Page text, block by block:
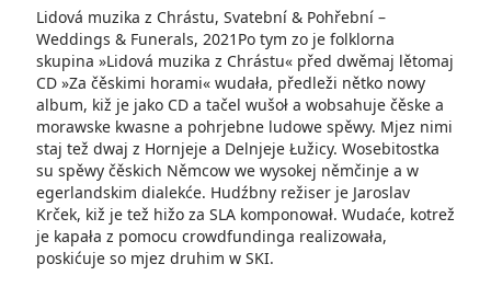
Lidová muzika z Chrástu, Svatební & Pohřební –
Weddings & Funerals, 2021Po tym zo je folklorna
skupina »Lidová muzika z Chrástu« před dwěmaj lětomaj
CD »Za čěskimi horami« wudała, předleži nětko nowy
album, kiž je jako CD a tačel wušoł a wobsahuje čěske a
morawske kwasne a pohrjebne ludowe spěwy. Mjez nimi
staj tež dwaj z Hornjeje a Delnjeje Łužicy. Wosebitostka
su spěwy čěskich Němcow we wysokej němčinje a w
egerlandskim dialekće. Hudźbny režiser je Jaroslav
Krček, kiž je tež hižo za SLA komponował. Wudaće, kotrež
je kapała z pomocu crowdfundinga realizowała,
poskićuje so mjez druhim w SKI.